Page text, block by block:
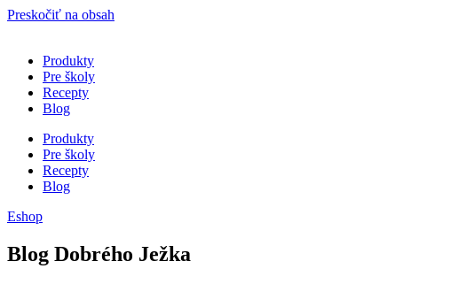
Preskočiť na obsah
Produkty
Pre školy
Recepty
Blog
Produkty
Pre školy
Recepty
Blog
Eshop
Blog Dobrého Ježka